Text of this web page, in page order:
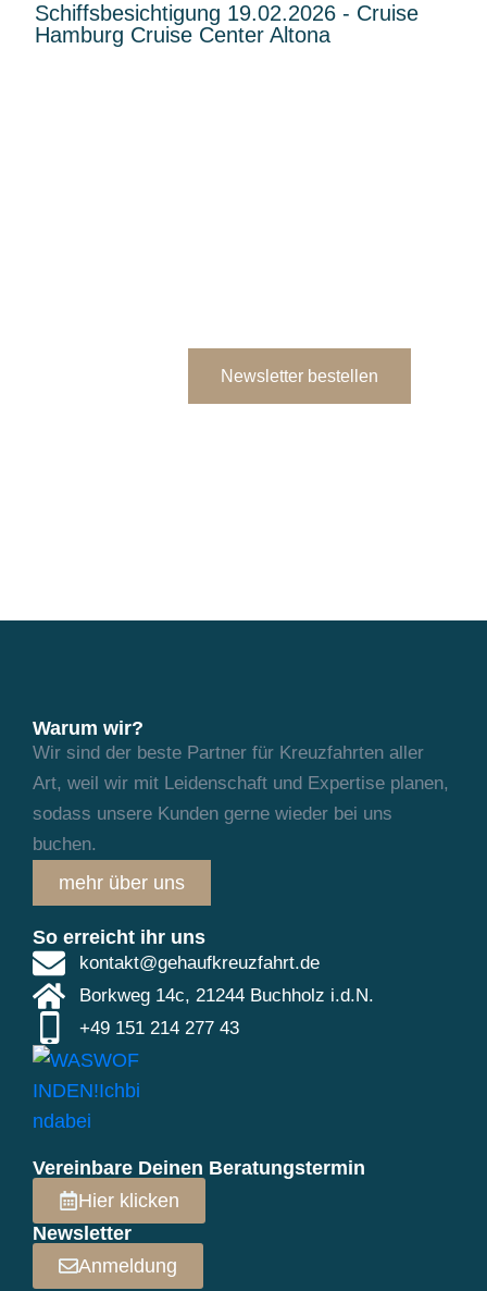
Schiffsbesichtigung 19.02.2026 - Cruise
Hamburg Cruise Center Altona
Newsletter bestellen
Warum wir?
Wir sind der beste Partner für Kreuzfahrten aller
Art, weil wir mit Leidenschaft und Expertise planen,
sodass unsere Kunden gerne wieder bei uns
buchen.
mehr über uns
So erreicht ihr uns
kontakt@gehaufkreuzfahrt.de
Borkweg 14c, 21244 Buchholz i.d.N.
+49 151 214 277 43
Vereinbare Deinen Beratungstermin
Hier klicken
Newsletter
Anmeldung